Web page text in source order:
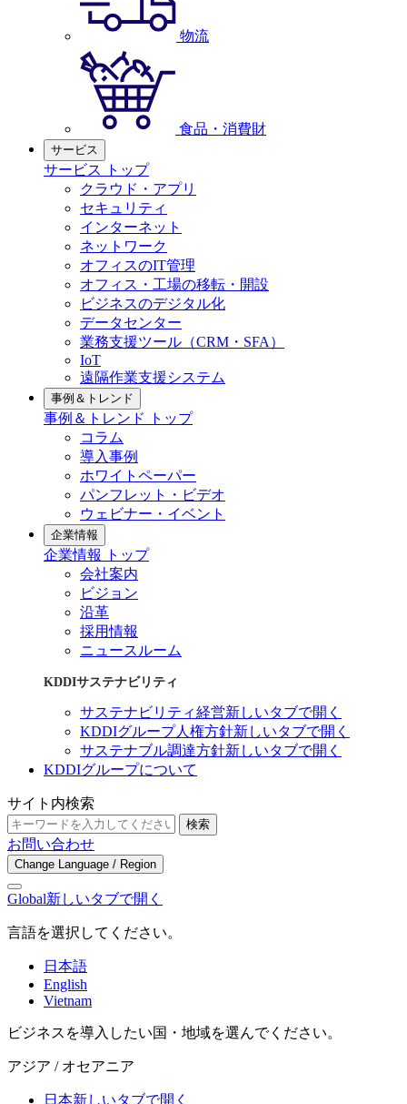
物流
食品・消費財
サービス
サービス トップ
クラウド・アプリ
セキュリティ
インターネット
ネットワーク
オフィスのIT管理
オフィス・工場の移転・開設
ビジネスのデジタル化
データセンター
業務支援ツール（CRM・SFA）
IoT
遠隔作業支援システム
事例＆トレンド
事例＆トレンド トップ
コラム
導入事例
ホワイトペーパー
パンフレット・ビデオ
ウェビナー・イベント
企業情報
企業情報 トップ
会社案内
ビジョン
沿革
採用情報
ニュースルーム
KDDIサステナビリティ
サステナビリティ経営新しいタブで開く
KDDIグループ人権方針新しいタブで開く
サステナブル調達方針新しいタブで開く
KDDIグループについて
サイト内検索
検索
お問い合わせ
Change Language / Region
Global新しいタブで開く
言語を選択してください。
日本語
English
Vietnam
ビジネスを導入したい国・地域を選んでください。
アジア / オセアニア
日本新しいタブで開く